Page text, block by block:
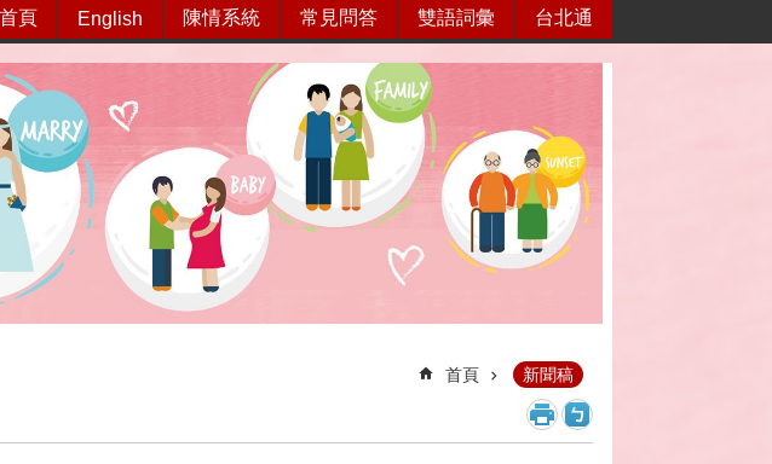
頁 English 陳情系統 常見問答 雙語詞彙 台北通
首頁 新聞稿